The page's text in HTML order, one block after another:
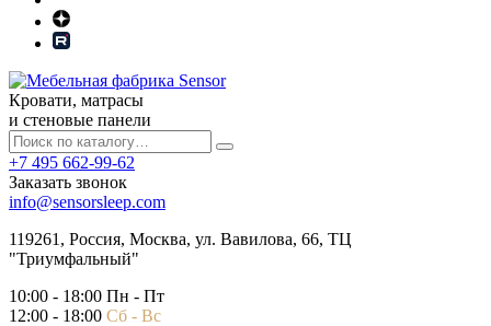
Кровати, матрасы
и стеновые панели
+7 495 662-99-62
Заказать звонок
info@sensorsleep.com
119261, Россия, Москва, ул. Вавилова, 66, ТЦ
"Триумфальный"
10:00 - 18:00 Пн - Пт
12:00 - 18:00 Сб - Вс